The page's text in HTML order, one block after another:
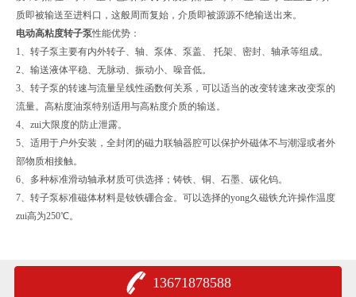
质即被输送至进料口，这般周而复始，介质即被源源不绝输送出来。
电动高粘度转子泵性能优势：
1、转子泵主要有内外转子、轴、泵体、泵盖、 托架、密封、轴承等组成。
2、输送液体平稳、无脉动、振动小、噪音低。
3、转子泵的转速与流量呈线性函数何关系，可以适当的改变转速来改变泵的
流量。高粘度油泵特别适用与高粘度介质的输送。
4、zui大限度的防止泄露。
5、适用于户外安装，全封闭的磁力联轴器腔可以保护外磁体不与潮湿或者外
部物质相接触。
6、多种标准滑动轴承材质可供选择；铸铁、铜、石墨、碳化钨。
7、转子泵标准磁体材料是钕铁硼合金。可以选择的yong久磁铁允许操作温度
zui高为250℃。
13671878588